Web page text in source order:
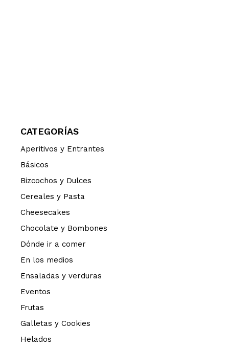
CATEGORÍAS
Aperitivos y Entrantes
Básicos
Bizcochos y Dulces
Cereales y Pasta
Cheesecakes
Chocolate y Bombones
Dónde ir a comer
En los medios
Ensaladas y verduras
Eventos
Frutas
Galletas y Cookies
Helados